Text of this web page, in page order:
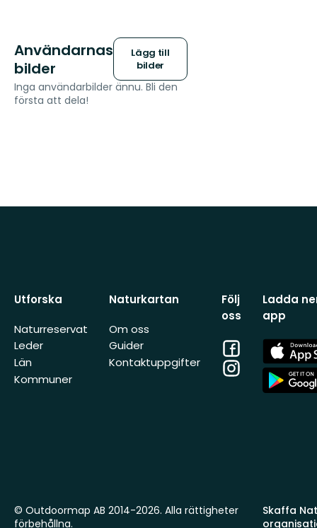
Användarnas
bilder
Lägg till
bilder
Inga användarbilder ännu. Bli den
första att dela!
Utforska
Naturreservat
Leder
Län
Kommuner
Naturkartan
Om oss
Guider
Kontaktuppgifter
Följ
oss
Facebook
Instagram
Ladda
app
App
Store
App
Store
Skaffa
© Outdoormap AB 2014-2026. Alla rättigheter
förbehållna.